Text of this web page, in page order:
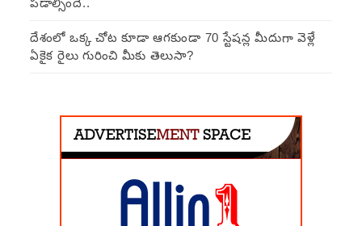
దేశంలో ఒక్క చోట కూడా ఆగకుండా 70 స్టేషన్ల మీదుగా వెళ్లే
ఏకైక రైలు గురించి మీకు తెలుసా?